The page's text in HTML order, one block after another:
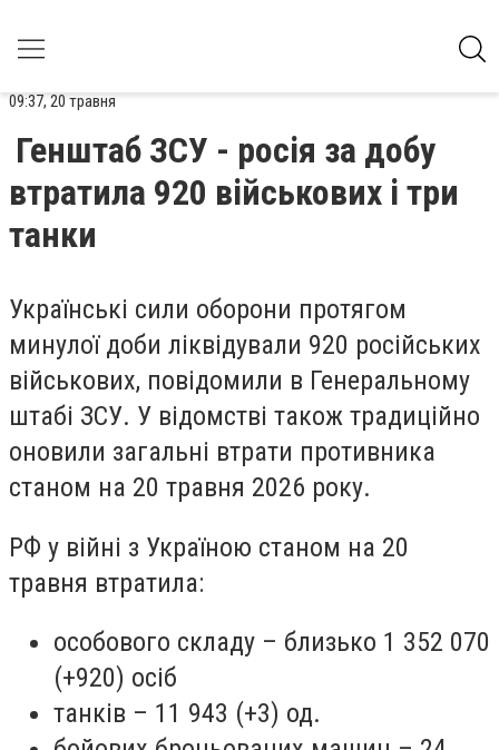
09:37, 20 травня
Генштаб ЗСУ - росія за добу
втратила 920 військових і три
танки
Українські сили оборони протягом
минулої доби ліквідували 920 російських
військових, повідомили в Генеральному
штабі ЗСУ. У відомстві також традиційно
оновили загальні втрати противника
станом на 20 травня 2026 року.
РФ у війні з Україною станом на 20
травня втратила:
особового складу – близько 1 352 070
(+920) осіб
танків – 11 943 (+3) од.